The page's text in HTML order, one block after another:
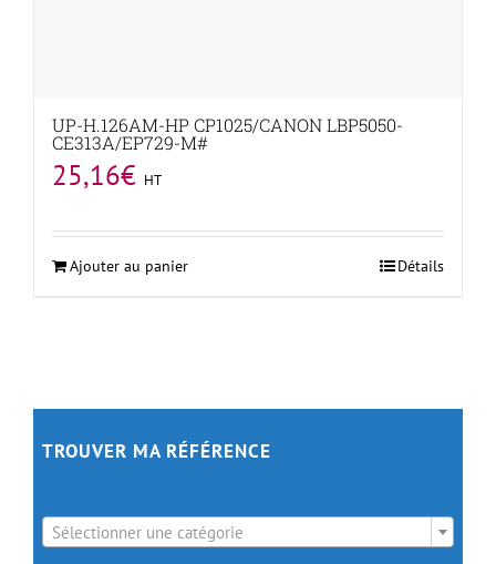
UP-H.126AM-HP CP1025/CANON LBP5050-
CE313A/EP729-M#
25,16€ HT
Ajouter au panier Détails
TROUVER MA RÉFÉRENCE
Sélectionner une catégorie